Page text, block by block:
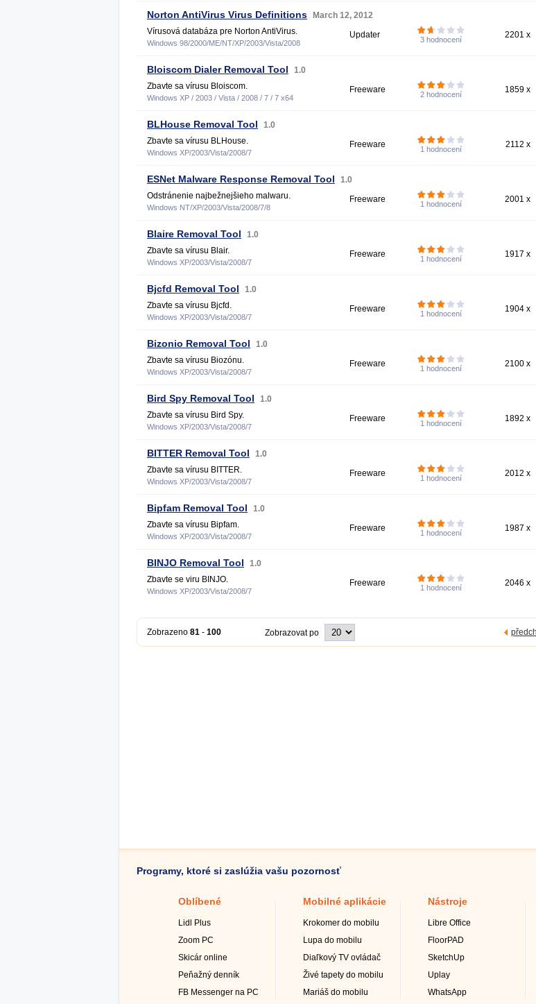
Norton AntiVirus Virus Definitions
March 12, 2012
Vírusová databáza pre Norton AntiVirus.
Windows 98/2000/ME/NT/XP/2003/Vista/2008
Updater 3hodnocení 2201 x
Bloiscom Dialer Removal Tool
1.0
Zbavte sa vírusu Bloiscom.
Windows XP / 2003 / Vista / 2008 / 7 / 7 x64
Freeware 2hodnocení 1859 x
BLHouse Removal Tool
1.0
Zbavte sa vírusu BLHouse.
Windows XP/2003/Vista/2008/7
Freeware 1 hodnocení 2112 x
ESNet Malware Response Removal Tool
1.0
Odstránenie najbežnejšieho malwaru.
Windows NT/XP/2003/Vista/2008/7/8
Freeware 1 hodnocení 2001 x
Blaire Removal Tool
1.0
Zbavte sa vírusu Blair.
Windows XP/2003/Vista/2008/7
Freeware 1 hodnocení 1917 x
Bjcfd Removal Tool
1.0
Zbavte sa vírusu Bjcfd.
Windows XP/2003/Vista/2008/7
Freeware 1 hodnocení 1904 x
Bizonio Removal Tool
1.0
Zbavte sa vírusu Biozónu.
Windows XP/2003/Vista/2008/7
Freeware 1 hodnocení 2100 x
Bird Spy Removal Tool
1.0
Zbavte sa vírusu Bird Spy.
Windows XP/2003/Vista/2008/7
Freeware 1 hodnocení 1892 x
BITTER Removal Tool
1.0
Zbavte sa vírusu BITTER.
Windows XP/2003/Vista/2008/7
Freeware 1 hodnocení 2012 x
Bipfam Removal Tool
1.0
Zbavte sa vírusu Bipfam.
Windows XP/2003/Vista/2008/7
Freeware 1 hodnocení 1987 x
BINJO Removal Tool
1.0
Zbavte se viru BINJO.
Windows XP/2003/Vista/2008/7
Freeware 1 hodnocení 2046 x
Zobrazeno 81 - 100 Zobrazovat po
Programy, ktoré si zaslúžia vašu pozornosť
Oblíbené
Lidl Plus
Zoom PC
Skicár online
Peňažný denník
FB Messenger na PC
Mobilné aplikácie
Krokomer do mobilu
Lupa do mobilu
Diaľkový TV ovládač
Živé tapety do mobilu
Mariáš do mobilu
Nástroje
Libre Office
FloorPAD
SketchUp
Uplay
WhatsApp